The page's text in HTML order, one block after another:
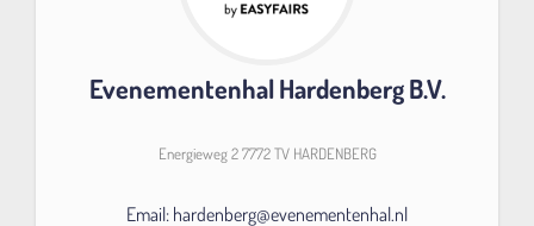
Evenementenhal Hardenberg B.V.
Energieweg 2 7772 TV HARDENBERG
Email: hardenberg@evenementenhal.nl